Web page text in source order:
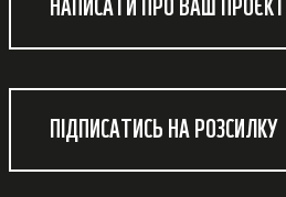
ПІДПИСАТИСЬ НА РОЗСИЛКУ